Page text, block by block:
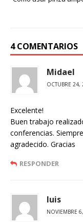
4 COMENTARIOS
Midael
OCTUBRE 24,
Excelente!
Buen trabajo
conferencias.
agradecido. Gracias
RESPONDER
luis
NOVIEMBRE